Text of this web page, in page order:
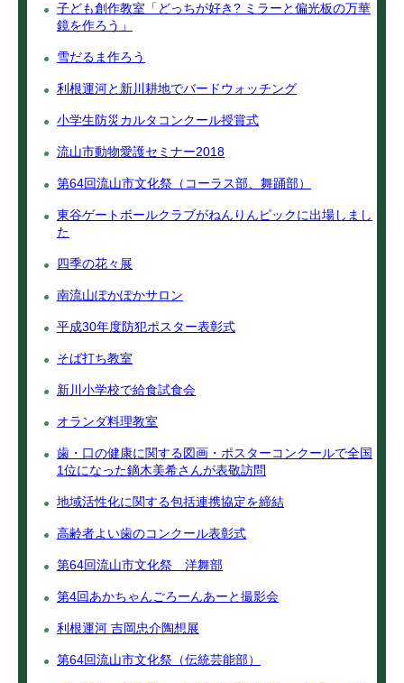
子ども創作教室「どっちが好き? ミラーと偏光板の万華
鏡を作ろう」
雪だるま作ろう
利根運河と新川耕地でバードウォッチング
小学生防災カルタコンクール授賞式
流山市動物愛護セミナー2018
第64回流山市文化祭（コーラス部、舞踊部）
東谷ゲートボールクラブがねんりんピックに出場しまし
た
四季の花々展
南流山ぽかぽかサロン
平成30年度防犯ポスター表彰式
そば打ち教室
新川小学校で給食試食会
オランダ料理教室
歯・口の健康に関する図画・ポスターコンクールで全国
1位になった鏑木美希さんが表敬訪問
地域活性化に関する包括連携協定を締結
高齢者よい歯のコンクール表彰式
第64回流山市文化祭 洋舞部
第4回あかちゃんごろーんあーと撮影会
利根運河 吉岡忠介陶想展
第64回流山市文化祭（伝統芸能部）